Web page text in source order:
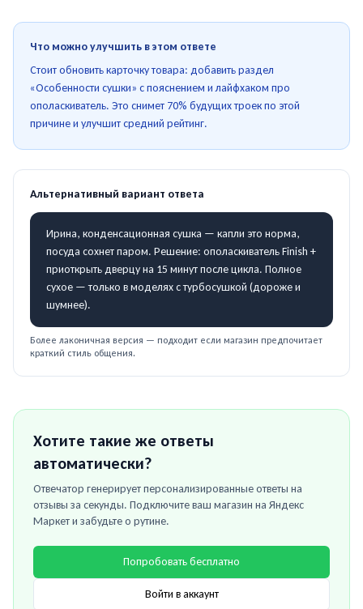
Что можно улучшить в этом ответе
Стоит обновить карточку товара: добавить раздел
«Особенности сушки» с пояснением и лайфхаком про
ополаскиватель. Это снимет 70% будущих троек по этой
причине и улучшит средний рейтинг.
Альтернативный вариант ответа
Ирина, конденсационная сушка — капли это норма,
посуда сохнет паром. Решение: ополаскиватель Finish +
приоткрыть дверцу на 15 минут после цикла. Полное
сухое — только в моделях с турбосушкой (дороже и
шумнее).
Более лаконичная версия — подходит если магазин предпочитает
краткий стиль общения.
Хотите такие же ответы
автоматически?
Отвечатор генерирует персонализированные ответы на
отзывы за секунды. Подключите ваш магазин на Яндекс
Маркети забудьте о рутине.
Попробовать бесплатно
Войти в аккаунт